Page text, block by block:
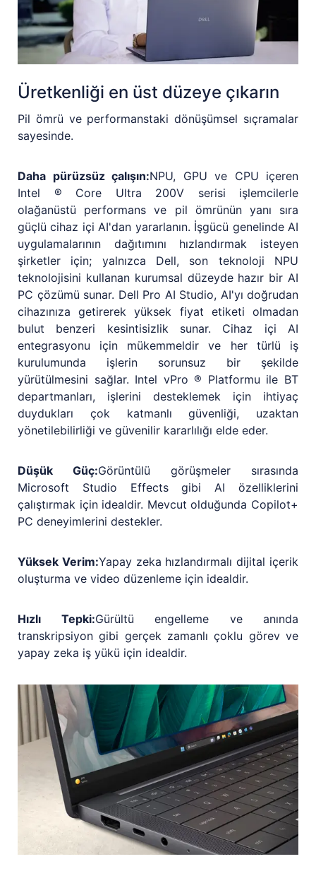
Üretkenliği en üst düzeye çıkarın
Pil ömrü ve performanstaki dönüşümsel sıçramalar
sayesinde.
Daha pürüzsüz çalışın:NPU, GPU ve CPU içeren
Intel ® Core Ultra 200V serisi işlemcilerle
olağanüstü performans ve pil ömrünün yanı sıra
güçlü cihaz içi AI'dan yararlanın. İşgücü genelinde AI
uygulamalarının dağıtımını hızlandırmak isteyen
şirketler için; yalnızca Dell, son teknoloji NPU
teknolojisini kullanan kurumsal düzeyde hazır bir AI
PC çözümü sunar. Dell Pro AI Studio, AI'yı doğrudan
cihazınıza getirerek yüksek fiyat etiketi olmadan
bulut benzeri kesintisizlik sunar. Cihaz içi AI
entegrasyonu için mükemmeldir ve her türlü iş
kurulumunda işlerin sorunsuz bir şekilde
yürütülmesini sağlar. Intel vPro ® Platformu ile BT
departmanları, işlerini desteklemek için ihtiyaç
duydukları çok katmanlı güvenliği, uzaktan
yönetilebilirliği ve güvenilir kararlılığı elde eder.
Düşük Güç:Görüntülü görüşmeler sırasında
Microsoft Studio Effects gibi AI özelliklerini
çalıştırmak için idealdir. Mevcut olduğunda Copilot+
PC deneyimlerini destekler.
Yüksek Verim:Yapay zeka hızlandırmalı dijital içerik
oluşturma ve video düzenleme için idealdir.
Hızlı Tepki:Gürültü engelleme ve anında
transkripsiyon gibi gerçek zamanlı çoklu görev ve
yapay zeka iş yükü için idealdir.